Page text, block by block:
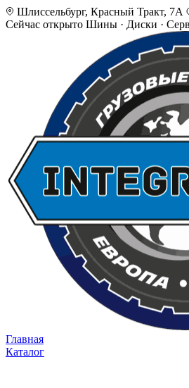
Шлиссельбург, Красный Тракт, 7А
Сейчас открыто Шины · Диски ·
Главная
Каталог